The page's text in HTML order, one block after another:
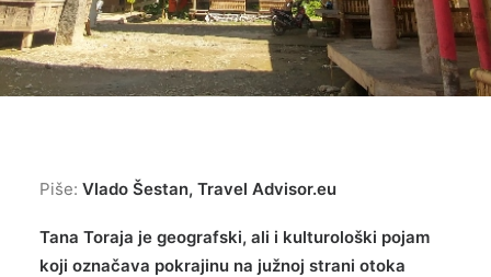
Piše: Vlado Šestan, Travel Advisor.eu
Tana Toraja je geografski, ali i kulturološki pojam
koji označava pokrajinu na južnoj strani otoka